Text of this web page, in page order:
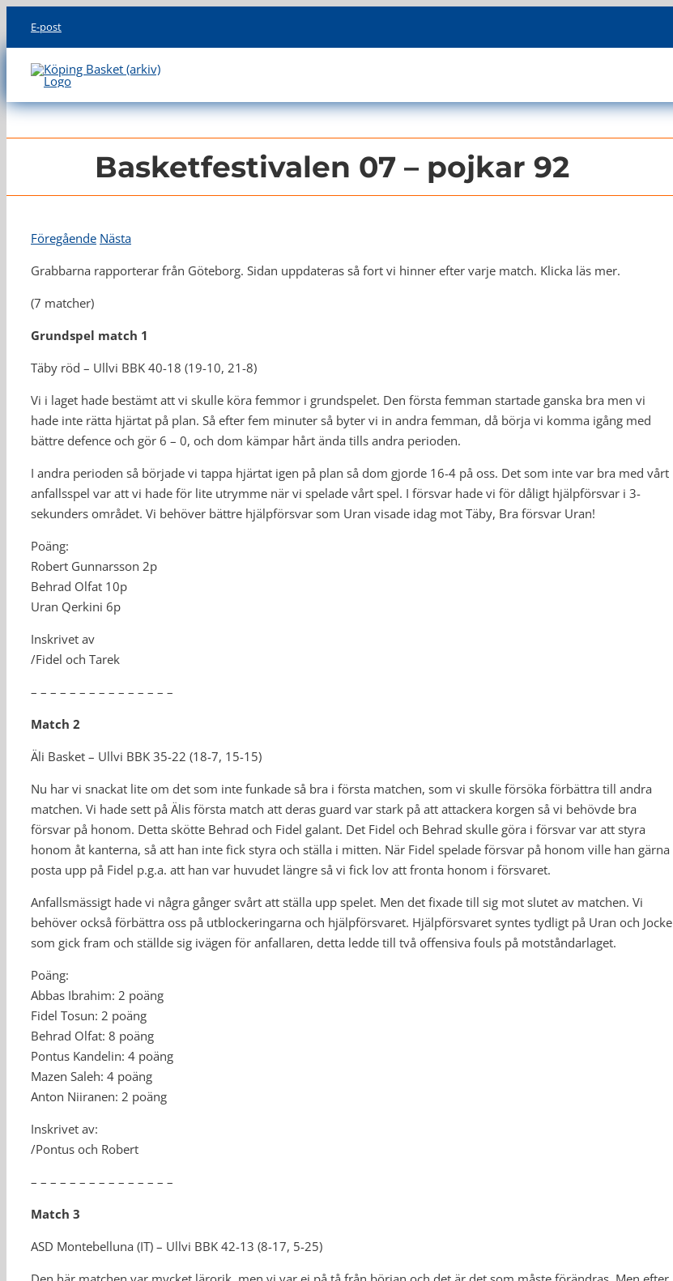
content
E-post
Basketfestivalen 07 – pojkar 92
Föregående Nästa
Grabbarna rapporterar från Göteborg. Sidan uppdateras så fort vi hinner efter varje match. Klicka läs mer.
(7 matcher)
Grundspel match 1
Täby röd – Ullvi BBK 40-18 (19-10, 21-8)
Vi i laget hade bestämt att vi skulle köra femmor i grundspelet. Den första femman startade ganska bra men vi
hade inte rätta hjärtat på plan. Så efter fem minuter så byter vi in andra femman, då börja vi komma igång med
bättre defence och gör 6 – 0, och dom kämpar hårt ända tills andra perioden.
I andra perioden så började vi tappa hjärtat igen på plan så dom gjorde 16-4 på oss. Det som inte var bra med vårt
anfallsspel var att vi hade för lite utrymme när vi spelade vårt spel. I försvar hade vi för dåligt hjälpförsvar i 3-
sekunders området. Vi behöver bättre hjälpförsvar som Uran visade idag mot Täby, Bra försvar Uran!
Poäng:
Robert Gunnarsson 2p
Behrad Olfat 10p
Uran Qerkini 6p
Inskrivet av
/Fidel och Tarek
– – – – – – – – – – – – – – –
Match 2
Äli Basket – Ullvi BBK 35-22 (18-7, 15-15)
Nu har vi snackat lite om det som inte funkade så bra i första matchen, som vi skulle försöka förbättra till andra
matchen. Vi hade sett på Älis första match att deras guard var stark på att attackera korgen så vi behövde bra
försvar på honom. Detta skötte Behrad och Fidel galant. Det Fidel och Behrad skulle göra i försvar var att styra
honom åt kanterna, så att han inte fick styra och ställa i mitten. När Fidel spelade försvar på honom ville han gärna
posta upp på Fidel p.g.a. att han var huvudet längre så vi fick lov att fronta honom i försvaret.
Anfallsmässigt hade vi några gånger svårt att ställa upp spelet. Men det fixade till sig mot slutet av matchen. Vi
behöver också förbättra oss på utblockeringarna och hjälpförsvaret. Hjälpförsvaret syntes tydligt på Uran och Jocke
som gick fram och ställde sig ivägen för anfallaren, detta ledde till två offensiva fouls på motståndarlaget.
Poäng:
Abbas Ibrahim: 2 poäng
Fidel Tosun: 2 poäng
Behrad Olfat: 8 poäng
Pontus Kandelin: 4 poäng
Mazen Saleh: 4 poäng
Anton Niiranen: 2 poäng
Inskrivet av:
/Pontus och Robert
– – – – – – – – – – – – – – –
Match 3
ASD Montebelluna (IT) – Ullvi BBK 42-13 (8-17, 5-25)